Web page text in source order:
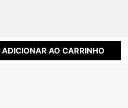
ADICIONAR AO CARRINHO